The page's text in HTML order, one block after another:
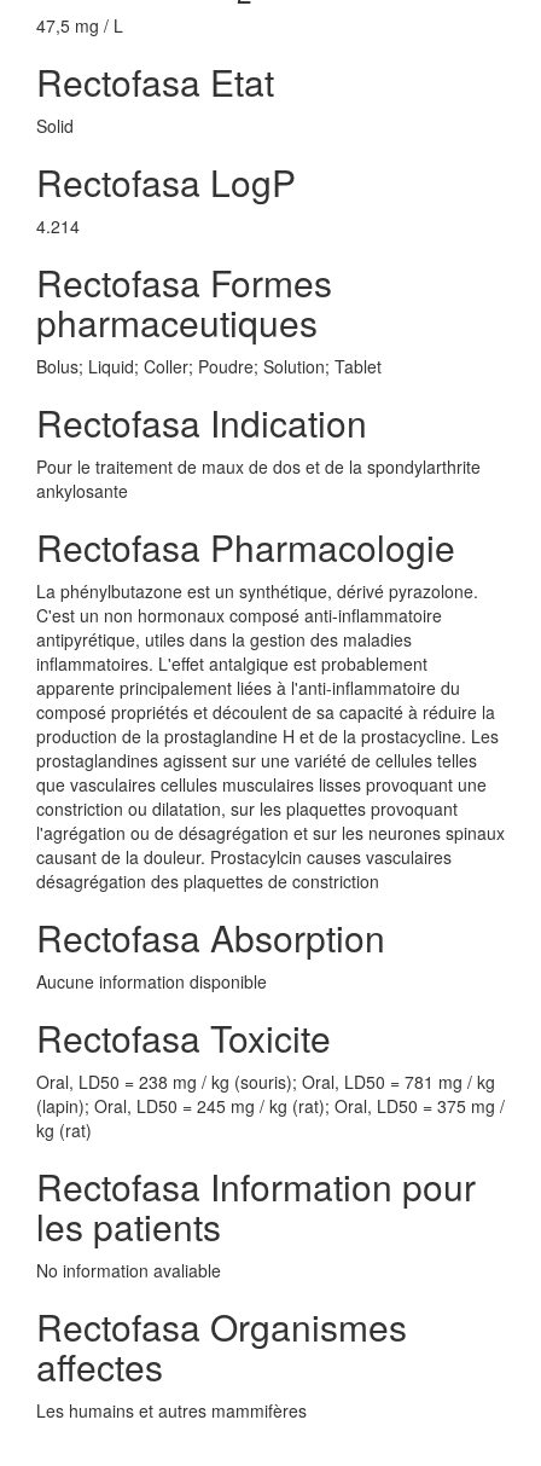
47,5 mg / L
Rectofasa Etat
Solid
Rectofasa LogP
4.214
Rectofasa Formes
pharmaceutiques
Bolus; Liquid; Coller; Poudre; Solution; Tablet
Rectofasa Indication
Pour le traitement de maux de dos et de la spondylarthrite
ankylosante
Rectofasa Pharmacologie
La phénylbutazone est un synthétique, dérivé pyrazolone.
C'est un non hormonaux composé anti-inflammatoire
antipyrétique, utiles dans la gestion des maladies
inflammatoires. L'effet antalgique est probablement
apparente principalement liées à l'anti-inflammatoire du
composé propriétés et découlent de sa capacité à réduire la
production de la prostaglandine H et de la prostacycline. Les
prostaglandines agissent sur une variété de cellules telles
que vasculaires cellules musculaires lisses provoquant une
constriction ou dilatation, sur les plaquettes provoquant
l'agrégation ou de désagrégation et sur les neurones spinaux
causant de la douleur. Prostacylcin causes vasculaires
désagrégation des plaquettes de constriction
Rectofasa Absorption
Aucune information disponible
Rectofasa Toxicite
Oral, LD50 = 238 mg / kg (souris); Oral, LD50 = 781 mg / kg
(lapin); Oral, LD50 = 245 mg / kg (rat); Oral, LD50 = 375 mg /
kg (rat)
Rectofasa Information pour
les patients
No information avaliable
Rectofasa Organismes
affectes
Les humains et autres mammifères